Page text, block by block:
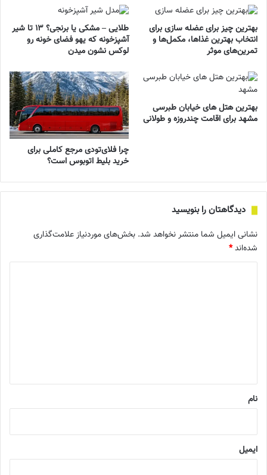
بهترین چیز برای عضله سازی برای
انتخاب بهترین غذاها، مکمل‌ها و
تمرین‌های موثر
طلایی – مشکی یا برنجی؟ ۱۳ تا شیر
آشپزخونه که یهو فضای خونه رو
لوکس نشون میدن
بهترین هتل های خیابان طبرسی
مشهد برای اقامت چندروزه و طولانی
چرا فلای‌تودی مرجع کاملی برای
خرید بلیط اتوبوس است؟
دیدگاهتان را بنویسید
نشانی ایمیل شما منتشر نخواهد شد. بخش‌های موردنیاز علامت‌گذاری
شده‌اند*
نام
ایمیل